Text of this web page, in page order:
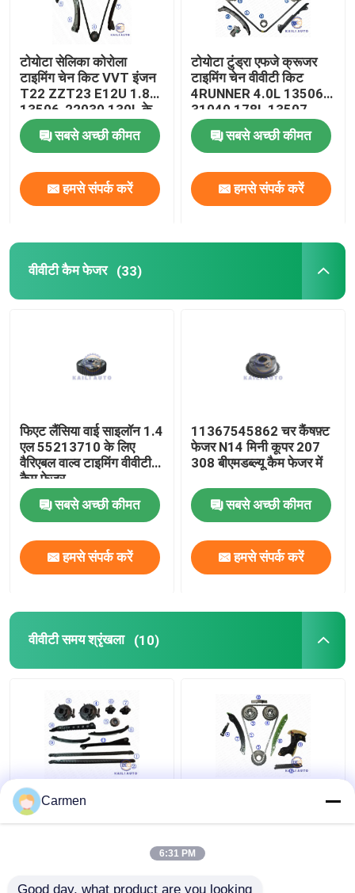
टोयोटा सेलिका कोरोला
टाइमिंग चेन किट VVT इंजन
T22 ZZT23 E12U 1.8L
13506-22030 130L के
साथ
सबसे अच्छी कीमत
हमसे संपर्क करें
टोयोटा टुंड्रा एफजे क्रूजर
टाइमिंग चेन वीवीटी किट
4RUNNER 4.0L 13506-
31040 178L 13507-
31020 46L
सबसे अच्छी कीमत
हमसे संपर्क करें
वीवीटी कैम फेजर (33)
फिएट लैंसिया वाई साइलॉन 1.4
एल 55213710 के लिए
वैरिएबल वाल्व टाइमिंग वीवीटी
कैम फेजर
सबसे अच्छी कीमत
हमसे संपर्क करें
11367545862 चर कैंषफ़्ट
फेजर N14 मिनी कूपर 207
308 बीएमडब्ल्यू कैम फेजर में
सबसे अच्छी कीमत
हमसे संपर्क करें
वीवीटी समय श्रृंखला (10)
फोर्ड F350 F250 F150
अभियान F6TZ6268AA के
टी मोडएल 8*142एल
ए27105009
Carmen
6:31 PM
Good day, what product are you looking